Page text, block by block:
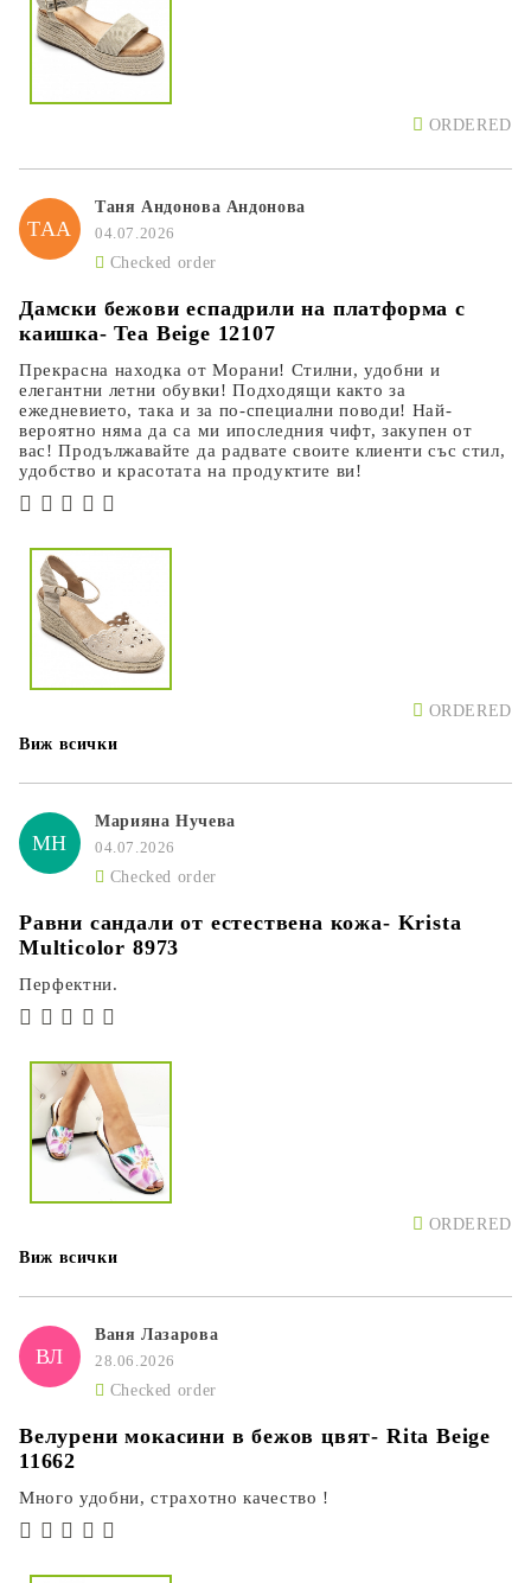
ORDERED
ТАА
Таня Андонова Андонова
04.07.2026
Checked order
Дамски бежови еспадрили на платформа с
каишка- Tea Beige 12107
Прекрасна находка от Морани! Стилни, удобни и
елегантни летни обувки! Подходящи както за
ежедневието, така и за по-специални поводи! Най-
вероятно няма да са ми ипоследния чифт, закупен от
вас! Продължавайте да радвате своите клиенти със стил,
удобство и красотата на продуктите ви!
ORDERED
Виж всички
МН
Марияна Нучева
04.07.2026
Checked order
Равни сандали от естествена кожа- Krista
Multicolor 8973
Перфектни.
ORDERED
Виж всички
ВЛ
Ваня Лазарова
28.06.2026
Checked order
Велурени мокасини в бежов цвят- Rita Beige
11662
Много удобни, страхотно качество !